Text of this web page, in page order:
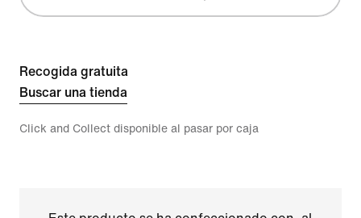
Recogida gratuita
Buscar una tienda
Click and Collect disponible al pasar por caja